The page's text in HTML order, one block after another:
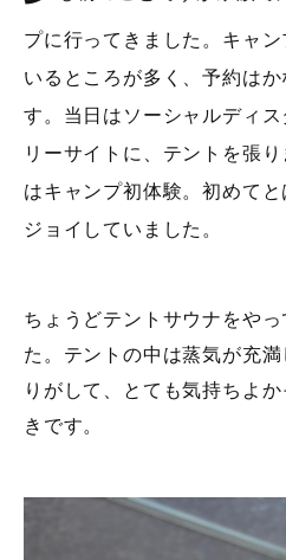
プに行ってきました。キャ
いるところが多く、予約は
す。当日はソーシャルディ
リーサイトに、テントを張
はキャンプ初体験。初めて
ジョイしていました。
ちょうどテントサウナをや
た。テントの中は蒸気が充
りがして、とても気持ちよ
きです。